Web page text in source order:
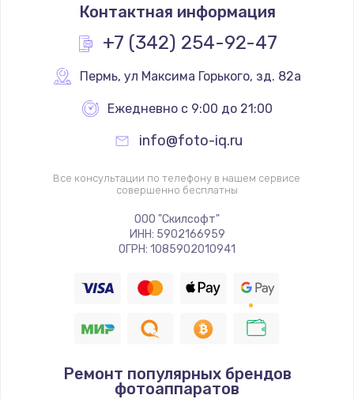
Контактная информация
+7 (342) 254-92-47
Пермь, ул Максима Горького, зд. 82а
Ежедневно с 9:00 до 21:00
info@foto-iq.ru
Все консультации по телефону в нашем сервисе
совершенно бесплатны
ООО "Скилсофт"
ИНН: 5902166959
ОГРН: 1085902010941
Ремонт популярных брендов
фотоаппаратов